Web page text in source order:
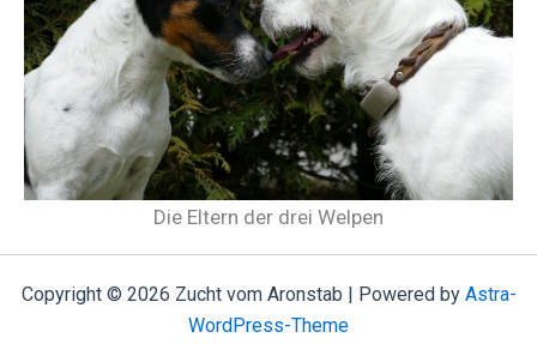
Die Eltern der drei Welpen
Copyright © 2026 Zucht vom Aronstab | Powered by Astra-
WordPress-Theme